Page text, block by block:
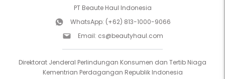
PT Beaute Haul Indonesia
WhatsApp: (+62) 813-1000-9066
Email: cs@beautyhaul.com
Direktorat Jenderal Perlindungan Konsumen dan Tertib Niaga
Kementrian Perdagangan Republik Indonesia